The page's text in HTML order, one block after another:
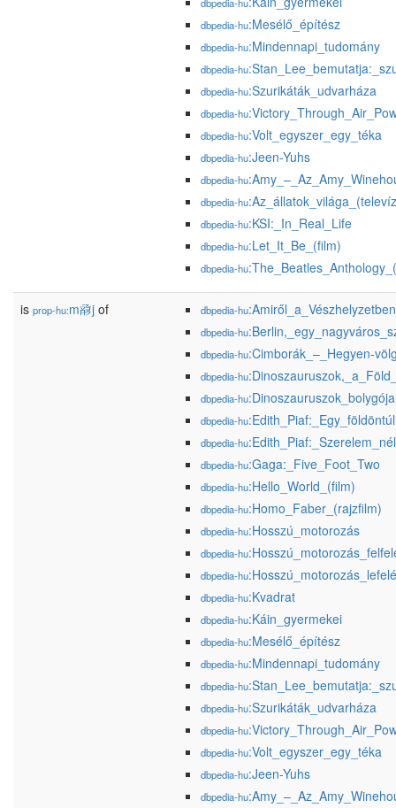
dbpedia-hu:Mesélő_építész
dbpedia-hu:Mindennapi_tudomány
dbpedia-hu
dbpedia-hu:Szurikáták_udvarháza
dbpedia-hu
dbpedia-hu:Volt_egyszer_egy_téka
dbpedia-hu:Jeen-Yuhs
dbpedia-hu
dbpedia-hu
dbpedia-hu:KSI:_In_Real_Life
dbpedia-hu:Let_It_Be_(film)
dbpedia-hu
is prop-hu:m𗇺j of dbpedia-hu
dbpedia-hu
dbpedia-hu:Cimborák_–_Hegyen-
dbpedia-hu
dbpedia-hu:Dinoszauruszok_bolygója
dbpedia-hu
dbpedia-hu
dbpedia-hu:Gaga:_Five_Foot_Two
dbpedia-hu:Hello_World_(film)
dbpedia-hu:Homo_Faber_(rajzfilm)
dbpedia-hu:Hosszú_motorozás
dbpedia-hu
dbpedia-hu:Hosszú_motorozás_lefelé
dbpedia-hu:Kvadrat
dbpedia-hu:Káin_gyermekei
dbpedia-hu:Mesélő_építész
dbpedia-hu:Mindennapi_tudomány
dbpedia-hu
dbpedia-hu:Szurikáták_udvarháza
dbpedia-hu
dbpedia-hu:Volt_egyszer_egy_téka
dbpedia-hu:Jeen-Yuhs
dbpedia-hu